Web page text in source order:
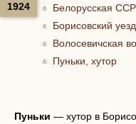
1924
Белорусская ССР
Борисовский уезд
Волосевичская
Пуньки, хутор
Пуньки — хутор в